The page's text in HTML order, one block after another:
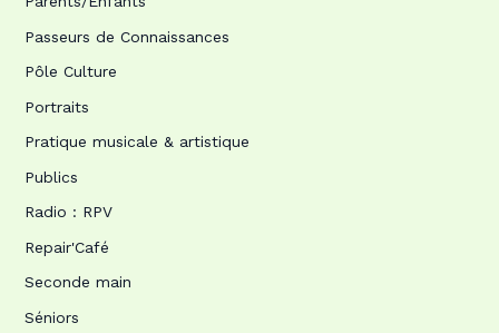
Passeurs de Connaissances
Pôle Culture
Portraits
Pratique musicale & artistique
Publics
Radio : RPV
Repair'Café
Seconde main
Séniors